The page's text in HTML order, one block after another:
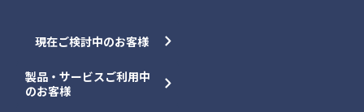
現在ご検討中のお客様
製品・サービスご利用中
のお客様